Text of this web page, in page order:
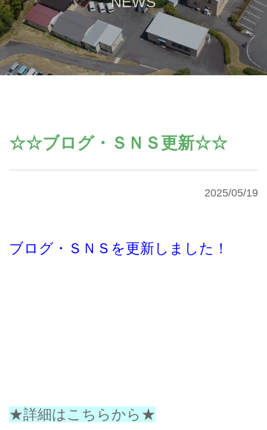
☆☆ブログ・ＳＮＳ更新☆☆
2025/05/19
ブログ・ＳＮＳを更新しました！
★詳細はこちらから★